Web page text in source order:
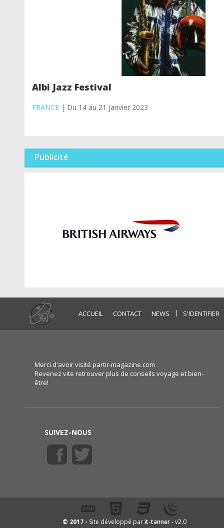
Albi Jazz Festival
FRANCE| Du 14 au 21 janvier 2023
Publicité
ACCUEIL CONTACT NEWS | S'IDENTIFIER
Merci d'avoir visité partir-magazine.com
Revenez vite retrouver plus de conseils voyage et bien-
être!
SUIVEZ-NOUS
© 2017 - Site développé parit-tanner- v2.0